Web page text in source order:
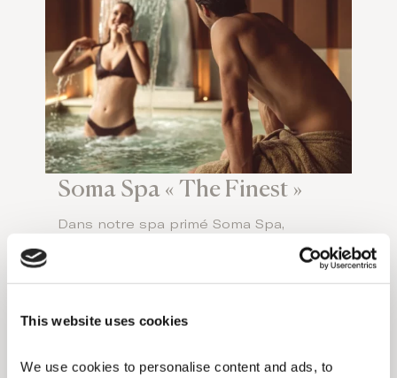
This website uses cookies
We use cookies to personalise content and ads, to
Soma Spa « The Finest »
Dans notre spa primé Soma Spa,
boostez votre bien-être grâce à nos
revitaliser et vous faire briller. Essayez
Facial que les célébrités adorent pour
également vous laisser tenter par un